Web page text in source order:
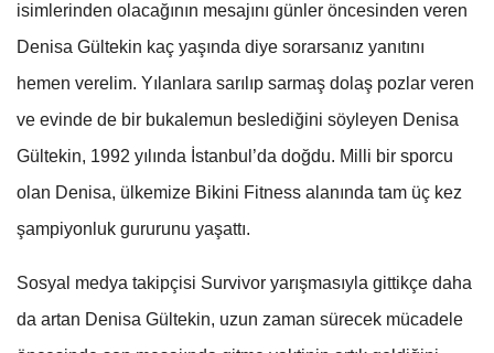
isimlerinden olacağının mesajını günler öncesinden veren
Denisa Gültekin kaç yaşında diye sorarsanız yanıtını
hemen verelim. Yılanlara sarılıp sarmaş dolaş pozlar veren
ve evinde de bir bukalemun beslediğini söyleyen Denisa
Gültekin, 1992 yılında İstanbul’da doğdu. Milli bir sporcu
olan Denisa, ülkemize Bikini Fitness alanında tam üç kez
şampiyonluk gururunu yaşattı.
Sosyal medya takipçisi Survivor yarışmasıyla gittikçe daha
da artan Denisa Gültekin, uzun zaman sürecek mücadele